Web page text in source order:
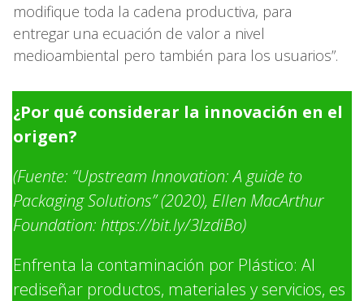
modifique toda la cadena productiva, para
entregar una ecuación de valor a nivel
medioambiental pero también para los usuarios”.
¿Por qué considerar la innovación en el
origen?
(Fuente: “Upstream Innovation: A guide to
Packaging Solutions” (2020), Ellen MacArthur
Foundation: https://bit.ly/3lzdiBo)
Enfrenta la contaminación por Plástico: Al
rediseñar productos, materiales y servicios, es